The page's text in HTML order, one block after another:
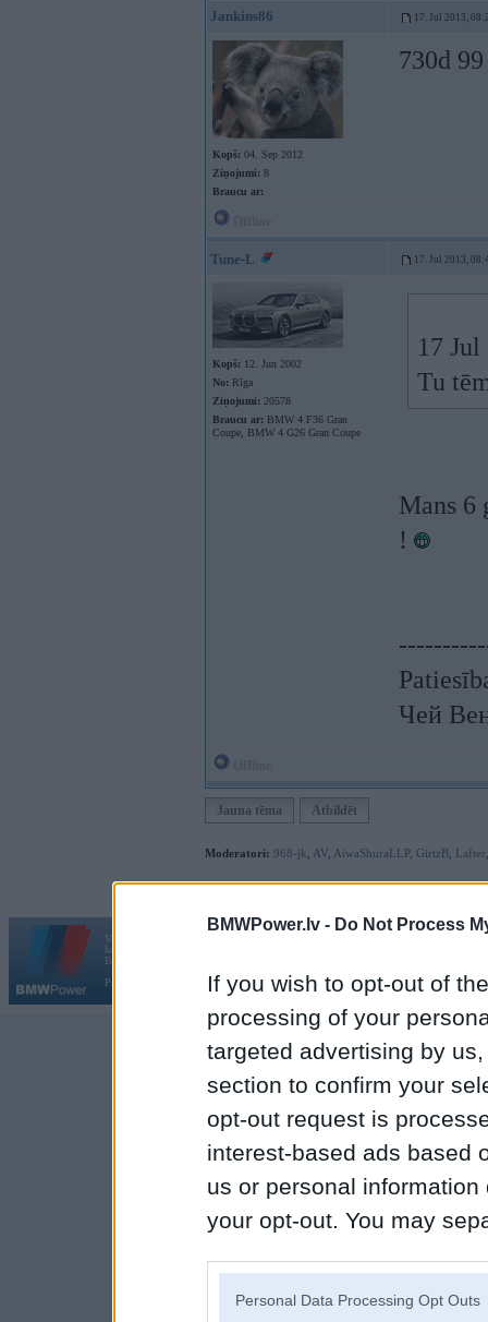
BMWPower.lv - Do Not Process
If you wish to opt-out of
processing of your
targeted advertising by
section to confirm your
opt-out request is
interest-based ads based
us or personal
your opt-out. You may
Personal Data Processing Opt Outs
Jankins86 17. Jul 2013,
Kopš: 04. Sep 2012
Ziņojumi: 8
Braucu ar:
730d
Tune-L 17. Jul 2013,
Kopš: 12. Jun 2002
No: Rīga
Ziņojumi: 20578
Braucu ar: BMW 4 F36 Gran
Coupe, BMW 4 G26 Gran Coupe
17
Tu
Mans 6
!
Чей
Jauna tēma Atbildēt
Moderatori: 968-jk AV AiwaShuraLLP, GirtzB Lafter
Vortāls BMWPower.lv darbojas
kopš 2002. gada 14. maija. Tas nav auto klubs un nav saistīts ar
BMW AG.
Par BMWPower
Kontakti | Reklāma